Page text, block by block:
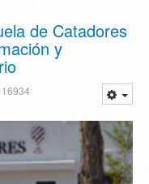
de Catadores
y
16934